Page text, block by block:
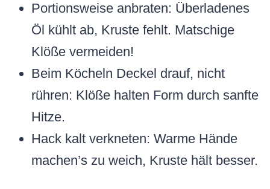
Portionsweise anbraten: Überladenes
Öl kühlt ab, Kruste fehlt. Matschige
Klöße vermeiden!
Beim Köcheln Deckel drauf, nicht
rühren: Klöße halten Form durch sanfte
Hitze.
Hack kalt verkneten: Warme Hände
machen’s zu weich, Kruste hält besser.